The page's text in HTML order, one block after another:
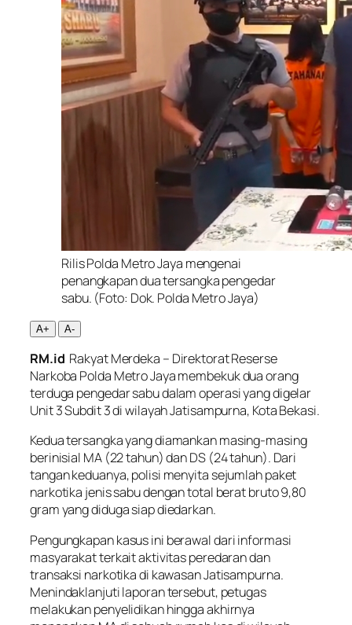
Rilis Polda Metro Jaya mengenai
penangkapan dua tersangka pengedar
sabu. (Foto: Dok. Polda Metro Jaya)
A+ A-
RM.id Rakyat Merdeka – Direktorat Reserse
Narkoba Polda Metro Jaya membekuk dua orang
terduga pengedar sabu dalam operasi yang digelar
Unit 3 Subdit 3 di wilayah Jatisampurna, Kota Bekasi.
Kedua tersangka yang diamankan masing-masing
berinisial MA (22 tahun) dan DS (24 tahun). Dari
tangan keduanya, polisi menyita sejumlah paket
narkotika jenis sabu dengan total berat bruto 9,80
gram yang diduga siap diedarkan.
Pengungkapan kasus ini berawal dari informasi
masyarakat terkait aktivitas peredaran dan
transaksi narkotika di kawasan Jatisampurna.
Menindaklanjuti laporan tersebut, petugas
melakukan penyelidikan hingga akhirnya